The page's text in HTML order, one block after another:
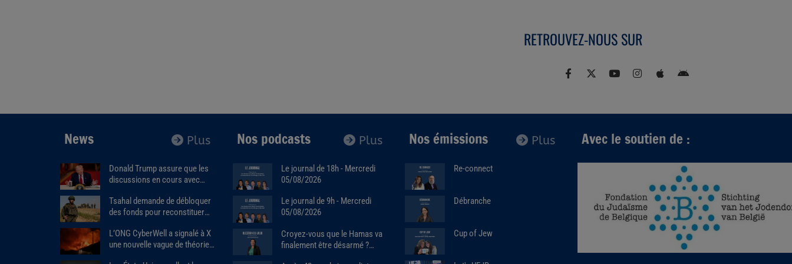
RETROUVEZ-NOUS SUR
Plus
News
Donald Trump assure que les
discussions en cours avec
Tsahal demande de débloquer
des fonds pour reconstituer
d’équipements de l’armée.
L’ONG CyberWell a signalé à X
une nouvelle vague de théories
Plus
Nos podcasts
Le journal de 18h - Mercredi
05/08/2026
Le journal de 9h - Mercredi
05/08/2026
Croyez-vous que le Hamas va
finalement être désarmé ?
Plus
Nos émissions
Re-connect
Débranche
Cup of Jew
Avec le soutien de :